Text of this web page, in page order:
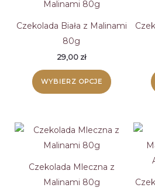
Czekolada Biała z Malinami
80g
29,00 zł
WYBIERZ OPCJE
produkt
wariantów.
można
wybrać
Czekolada Mleczna z
Malinami 80g